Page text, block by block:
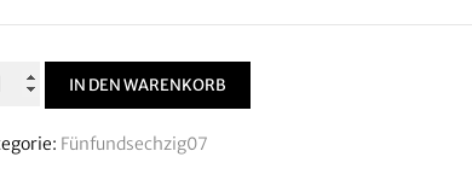
IN DEN WARENKORB
Fünfundsechzig07